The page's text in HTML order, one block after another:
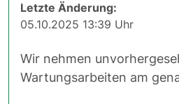
Letzte Änderung:
05.10.2025 13:39 Uhr
Wir nehmen
Wartungsarbeiten am